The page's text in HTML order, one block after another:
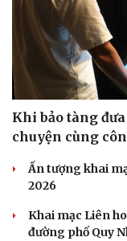
check-in
Khi bảo tàng
chuyện cùng
Ấn tượng khai
2026
Khai mạc Liên
đường phố Quy